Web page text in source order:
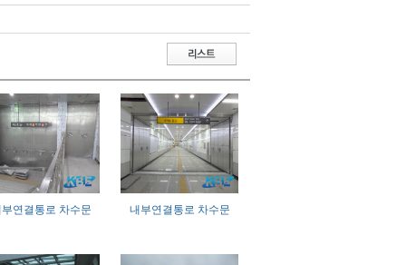
연결통로 차수문 내부연결통로 차수문